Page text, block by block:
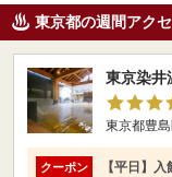
東京都の週間アク
東京染井
東京都豊
クーポン 【平日】